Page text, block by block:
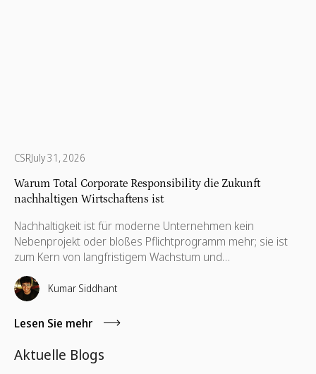
CSRJuly 31, 2026
Warum Total Corporate Responsibility die Zukunft
nachhaltigen Wirtschaftens ist
Nachhaltigkeit ist für moderne Unternehmen kein
Nebenprojekt oder bloßes Pflichtprogramm mehr; sie ist
zum Kern von langfristigem Wachstum und
Widerstandsfähigkeit geworden. Viele Unternehmen
kennen Corporate Social Responsibility (CSR), ESG-
Initiativen und Programme für soziale Auswirkungen, doch
ein tieferer, ganzheitlicherer Ansatz setzt sich durch: Total
Kumar Siddhant
Lesen Sie mehr
Aktuelle Blogs